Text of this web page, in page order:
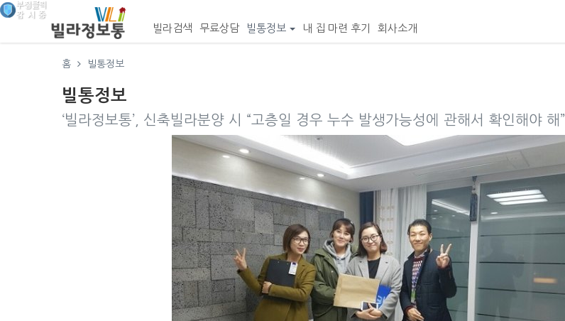
빌라검색 무료상담 빌통정보 내 집 마련 후기 회사소개
홈 빌통정보
빌통정보
‘빌라정보통’, 신축빌라분양 시 “고층일 경우 누수 발생가능성에 관해서 확인해야 해”